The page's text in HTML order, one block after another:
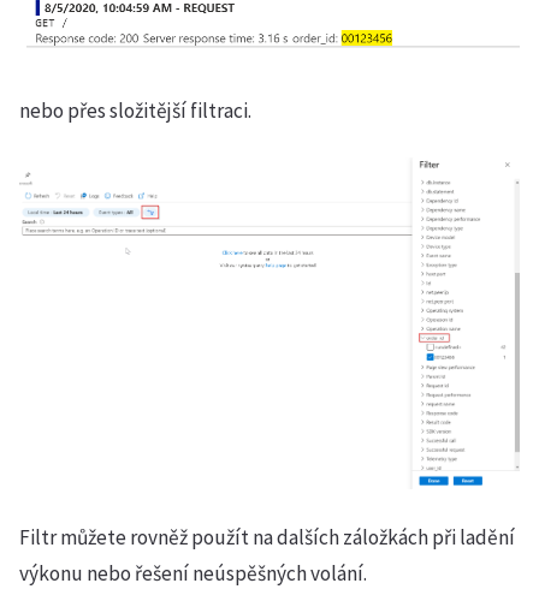
nebo přes složitější filtraci.
Filtr můžete rovněž použít na dalších záložkách při ladění
výkonu nebo řešení neúspěšných volání.